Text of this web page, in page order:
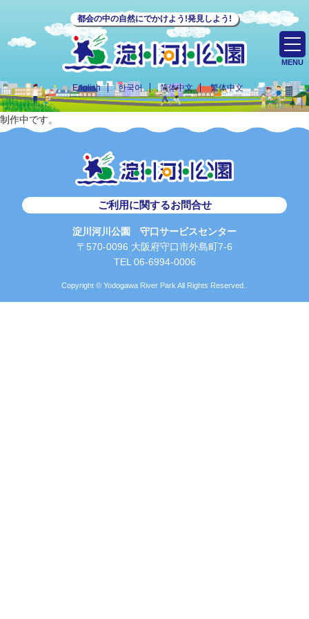
都会の中の自然にでかけよう!発見しよう!
English 한국어 简体中文 繁体中文
MENU
制作中です。
ご利用に関するお問合せ
淀川河川公園 守口サービスセンター
〒570-0096 大阪府守口市外島町7-6
TEL 06-6994-0006
Copyright © Yodogawa River Park All Rights Reserved..